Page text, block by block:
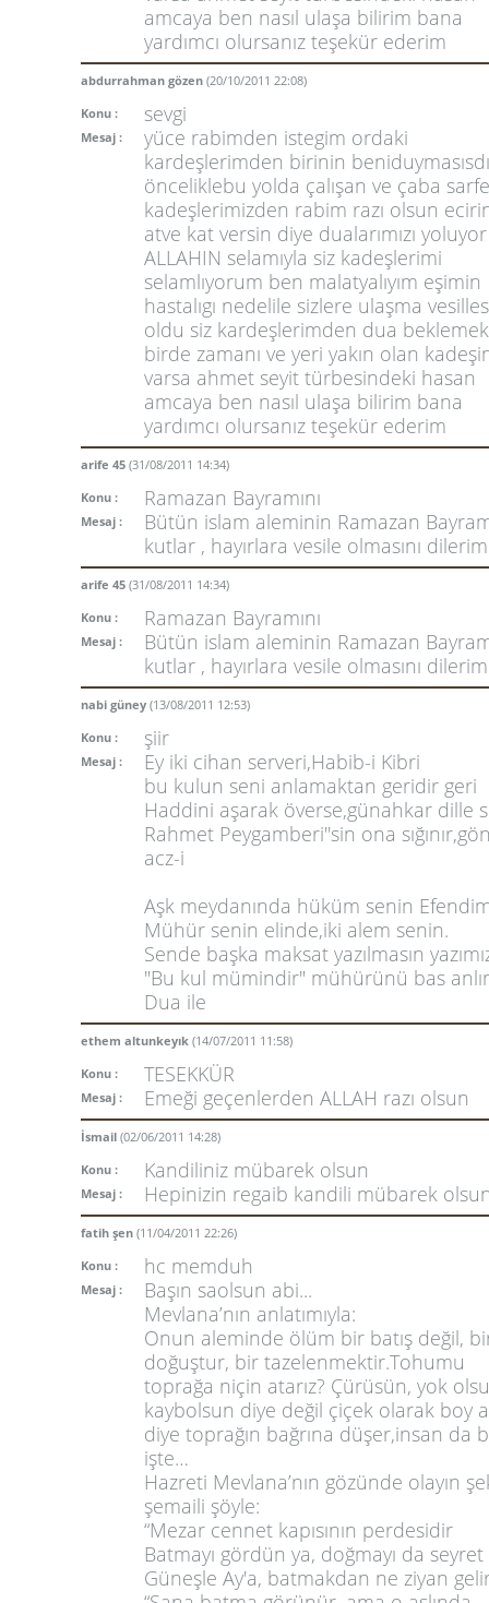
amcaya ben nasıl ulaşa bilirim bana
yardımcı olursanız teşekür ederim
abdurrahman gözen (20/10/2011 22:08)
Konu :
sevgi
Mesaj :
yüce rabimden istegim ordaki
kardeşlerimden birinin
önceliklebu yolda çalışan ve çaba
kadeşlerimizden rabim razı olsun
atve kat versin diye dualarımızı yoluyor
ALLAHIN selamıyla siz kadeşlerimi
selamlıyorum ben malatyalıyım eşimin
hastalıgı nedelile sizlere ulaşma
oldu siz kardeşlerimden dua
birde zamanı ve yeri yakın olan
varsa ahmet seyit türbesindeki hasan
amcaya ben nasıl ulaşa bilirim bana
yardımcı olursanız teşekür ederim
arife 45 (31/08/2011 14:34)
Konu :
Ramazan Bayramını
Mesaj :
Bütün islam aleminin Ramazan
kutlar , hayırlara vesile olmasını
arife 45 (31/08/2011 14:34)
Konu :
Ramazan Bayramını
Mesaj :
Bütün islam aleminin Ramazan
kutlar , hayırlara vesile olmasını
nabi güney (13/08/2011 12:53)
Konu :
şiir
Mesaj :
Ey iki cihan serveri,Habib-i Kibri
bu kulun seni anlamaktan geridir geri
Haddini aşarak överse,günahkar dille
Rahmet Peygamberi''sin ona
acz-i
Aşk meydanında hüküm senin
Mühür senin elinde,iki alem senin.
Sende başka maksat yazılmasın
"Bu kul mümindir" mühürünü bas
Dua ile
ethem altunkeyık (14/07/2011 11:58)
Konu :
TESEKKÜR
Mesaj : Emeği geçenlerden ALLAH razı olsun
İsmail (02/06/2011 14:28)
Konu :
Kandiliniz mübarek olsun
Mesaj : Hepinizin regaib kandili mübarek
fatih şen (11/04/2011 22:26)
Konu :
hc memduh
Mesaj :
Başın saolsun abi...
Mevlana’nın anlatımıyla:
Onun aleminde ölüm bir batış değil,
doğuştur, bir tazelenmektir.Tohumu
toprağa niçin atarız? Çürüsün, yok
kaybolsun diye değil çiçek olarak boy
diye toprağın bağrına düşer,insan da
işte…
Hazreti Mevlana’nın gözünde olayın
şemaili şöyle:
“Mezar cennet kapısının perdesidir
Batmayı gördün ya, doğmayı da seyret
Güneşle Ay'a, batmakdan ne ziyan